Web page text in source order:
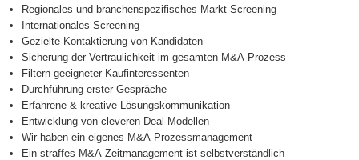
Regionales und branchenspezifisches Markt-Screening
Internationales Screening
Gezielte Kontaktierung von Kandidaten
Sicherung der Vertraulichkeit im gesamten M&A-Prozess
Filtern geeigneter Kaufinteressenten
Durchführung erster Gespräche
Erfahrene & kreative Lösungskommunikation
Entwicklung von cleveren Deal-Modellen
Wir haben ein eigenes M&A-Prozessmanagement
Ein straffes M&A-Zeitmanagement ist selbstverständlich